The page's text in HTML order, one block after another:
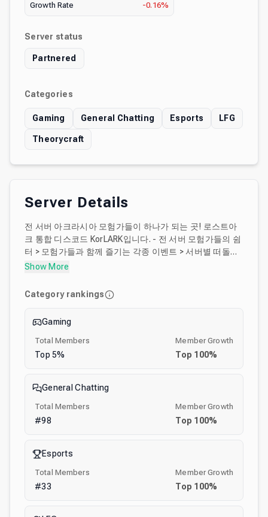
Growth Rate -0.16%
Server status
Partnered
Categories
Gaming General Chatting Esports LFG
Theorycraft
Server Details
전 서버 아크라시아 모험가들이 하나가 되는 곳! 로스트아
크 통합 디스코드 KorLARK입니다. - 전 서버 모험가들의 쉼
터 > 모험가들과 함께 즐기는 각종 이벤트 > 서버별 떠돌이
상인, 길드 홍보 채널 > 뉴비 모험가들을 위한 질의응답 채
안정된 인증 시스템 > 인증받은 클린한 모험가들과 함께 떠
나는 쾌적한 모험 > 모험가들의 안전을 위해 상시 개선중인
끌벅적한 대규모 KorLARK 서버 가디언부터 군단장 콘텐츠
까지 아크라시아를 수호하기 위해 여정을 함께 할 모험가들
을 찾아보세요!
Show More
Category rankings
Gaming
Total Members
Top 5%
Member Growth
Top 100%
General Chatting
Total Members
#98
Member Growth
Top 100%
Esports
Total Members
#33
Member Growth
Top 100%